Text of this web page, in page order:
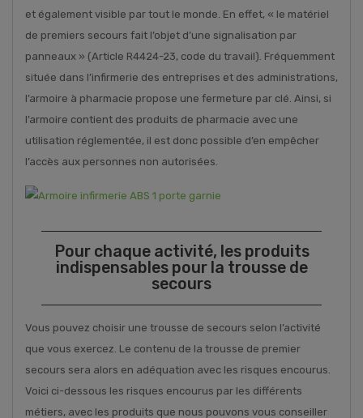
et également visible par tout le monde. En effet, « le matériel
de premiers secours fait l’objet d’une signalisation par
panneaux » (Article R4424-23, code du travail). Fréquemment
située dans l’infirmerie des entreprises et des administrations,
l’armoire à pharmacie propose une fermeture par clé. Ainsi, si
l’armoire contient des produits de pharmacie avec une
utilisation réglementée, il est donc possible d’en empêcher
l’accès aux personnes non autorisées.
Pour chaque activité, les produits
indispensables pour la trousse de
secours
Vous pouvez choisir une trousse de secours selon l’activité
que vous exercez. Le contenu de la trousse de premier
secours sera alors en adéquation avec les risques encourus.
Voici ci-dessous les risques encourus par les différents
métiers, avec les produits que nous pouvons vous conseiller